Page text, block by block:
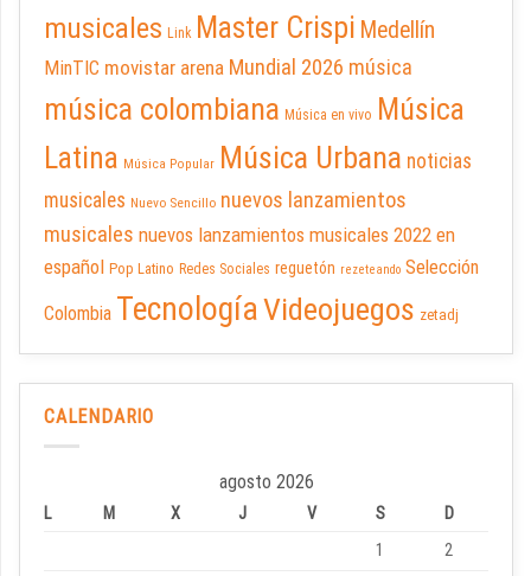
musicales Link Master Crispi Medellín
MinTIC movistar arena Mundial 2026 música
música colombiana Música en vivo Música
Latina Música Popular Música Urbana noticias
musicales Nuevo Sencillo nuevos lanzamientos
musicales nuevos lanzamientos musicales 2022 en
español Pop Latino Redes Sociales reguetón rezeteando Selección
Colombia TecnologíaVideojuegos zetadj
CALENDARIO
agosto 2026
L M X J V S
D
1
2